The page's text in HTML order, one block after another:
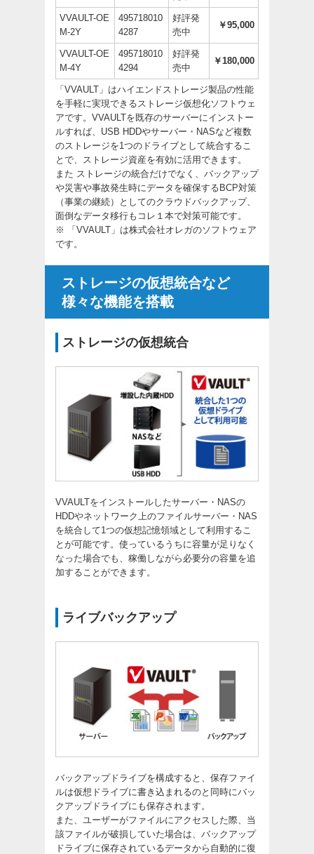
VVAULT-OE
M-2Y
495718010
4287
好評発
売中
￥95,000
VVAULT-OE
M-4Y
495718010
4294
好評発
売中
￥180,000
「VVAULT」はハイエンドストレージ製品の性能
を手軽に実現できるストレージ仮想化ソフトウェ
アです。VVAULTを既存のサーバーにインストー
ルすれば、USB HDDやサーバー・NASなど複数
のストレージを1つのドライブとして統合するこ
とで、ストレージ資産を有効に活用できます。
また ストレージの統合だけでなく、バックアップ
や災害や事故発生時にデータを確保するBCP対策
（事業の継続）としてのクラウドバックアップ、
面倒なデータ移行もコレ１本で対策可能です。
※ 「VVAULT」は株式会社オレガのソフトウェア
です。
ストレージの仮想統合など
様々な機能を搭載
ストレージの仮想統合
VVAULTをインストールしたサーバー・NASの
HDDやネットワーク上のファイルサーバー・NAS
を統合して1つの仮想記憶領域として利用するこ
とが可能です。使っているうちに容量が足りなく
なった場合でも、稼働しながら必要分の容量を追
加することができます。
ライブバックアップ
バックアップドライブを構成すると、保存ファイ
ルは仮想ドライブに書き込まれるのと同時にバッ
クアップドライブにも保存されます。
また、ユーザーがファイルにアクセスした際、当
該ファイルが破損していた場合は、バックアップ
ドライブに保存されているデータから自動的に復